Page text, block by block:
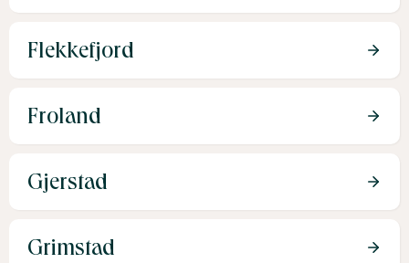
Flekkefjord
Froland
Gjerstad
Grimstad